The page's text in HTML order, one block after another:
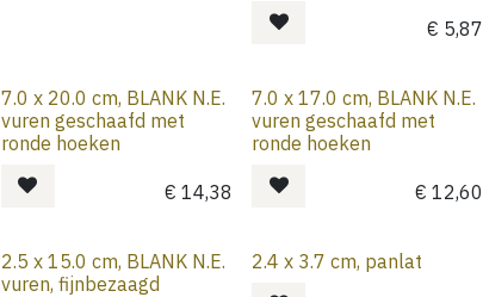
€ 5,87
7.0 x 20.0 cm, BLANK N.E.
vuren geschaafd met
ronde hoeken
€14,38
7.0 x 17.0 cm, BLANK N.E.
vuren geschaafd met
ronde hoeken
€12,60
2.5 x 15.0 cm, BLANK N.E.
vuren, fijnbezaagd
2.4 x 3.7 cm, panlat